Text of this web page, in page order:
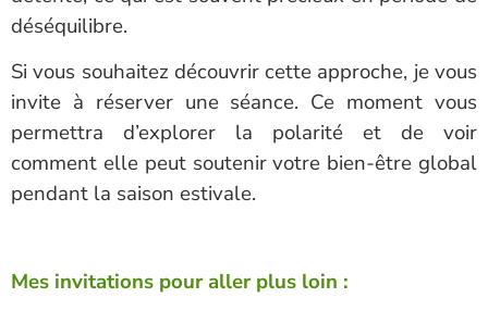
déséquilibre.
Si vous souhaitez découvrir cette approche, je vous
invite à réserver une séance. Ce moment vous
permettra d’explorer la polarité et de voir
comment elle peut soutenir votre bien-être global
pendant la saison estivale.
Mes invitations pour aller plus loin :